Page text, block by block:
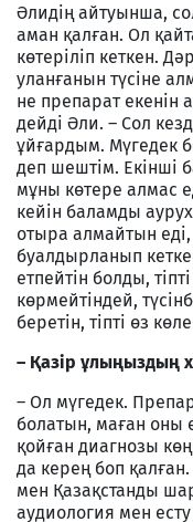
Әлидің айтуынша,
аман қалған. Ол
көтеріліп кеткен.
уланғанын түсіне
не препарат екенін
дейді Әли. – Сол
ұйғардым. Мүгедек
деп шештім. Екінші
мұны көтере алмас
кейін баламды
отыра алмайтын еді,
буалдырланып
етпейтін болды,
көрмейтіндей,
беретін, тіпті өз
– Қазір ұлыңыздың
– Ол мүгедек.
болатын, маған оны
қойған диагнозы
да керең боп қалған.
мен Қазақстанды
аудиология мен